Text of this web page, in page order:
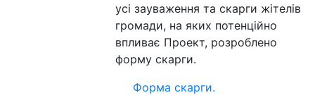
усі зауваження та скарги жітелів
громади, на яких потенційно
впливає Проект, розроблено
форму скарги.
Форма скарги.